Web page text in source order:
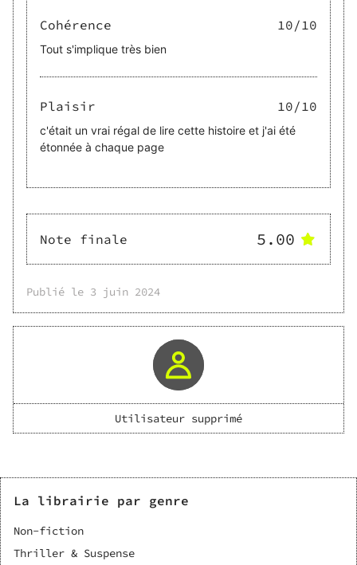
Cohérence 10/10
Tout s'implique très bien
Plaisir 10/10
c'était un vrai régal de lire cette histoire et j'ai été
étonnée à chaque page
Note finale 5.00
Publié le 3 juin 2024
Utilisateur supprimé
La librairie par genre
Non-fiction
Thriller & Suspense